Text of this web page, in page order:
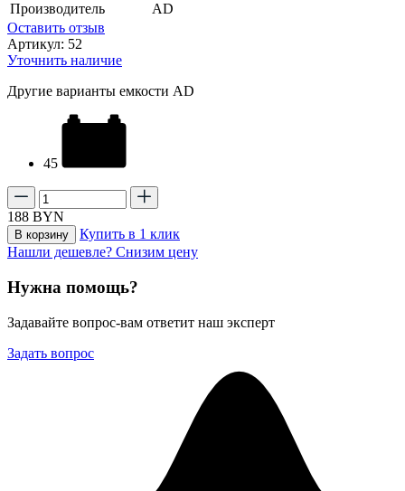
Производитель
AD
Оставить отзыв
Артикул: 52
Уточнить наличие
Другие варианты емкости AD
45
188 BYN
В корзину
Купить в 1 клик
Нашли дешевле? Снизим цену
Нужна помощь?
Задавайте вопрос-вам ответит наш эксперт
Задать вопрос